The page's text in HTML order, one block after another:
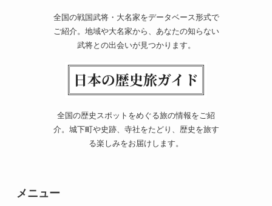
全国の戦国武将・大名家をデータベース形式で
ご紹介。地域や大名家から、あなたの知らない
武将との出会いが見つかります。
全国の歴史スポットをめぐる旅の情報をご紹
介。城下町や史跡、寺社をたどり、歴史を旅す
る楽しみをお届けします。
メニュー